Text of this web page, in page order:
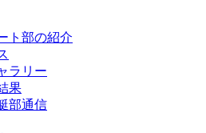
ト部の紹介
ラリー
果
部通信